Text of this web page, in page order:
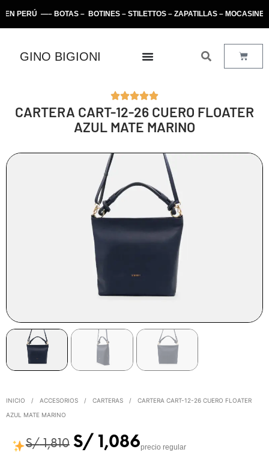
PERÚ —– BOTAS – BOTINES – STILETTOS – ZAPATILLAS –
GINO BIGIONI
CARTERA CART-12-26 CUERO FLOATER
AZUL MATE MARINO
INICIO / ACCESORIOS / CARTERAS /
CARTERA CART-12-26 CUERO FLOATER
AZUL MATE MARINO
S/1,810 S/ 1,086precio regular